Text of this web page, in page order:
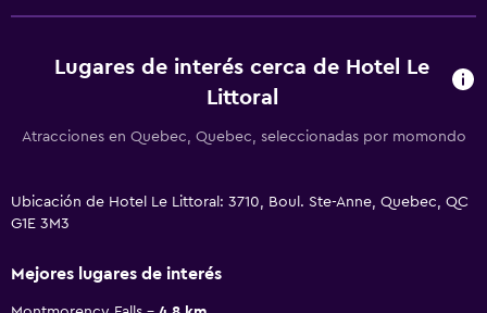
Lugares de interés cerca de Hotel Le
Littoral
Atracciones en Quebec, Quebec, seleccionadas por momondo
Ubicación de Hotel Le Littoral: 3710, Boul. Ste-Anne, Quebec, QC
G1E 3M3
Mejores lugares de interés